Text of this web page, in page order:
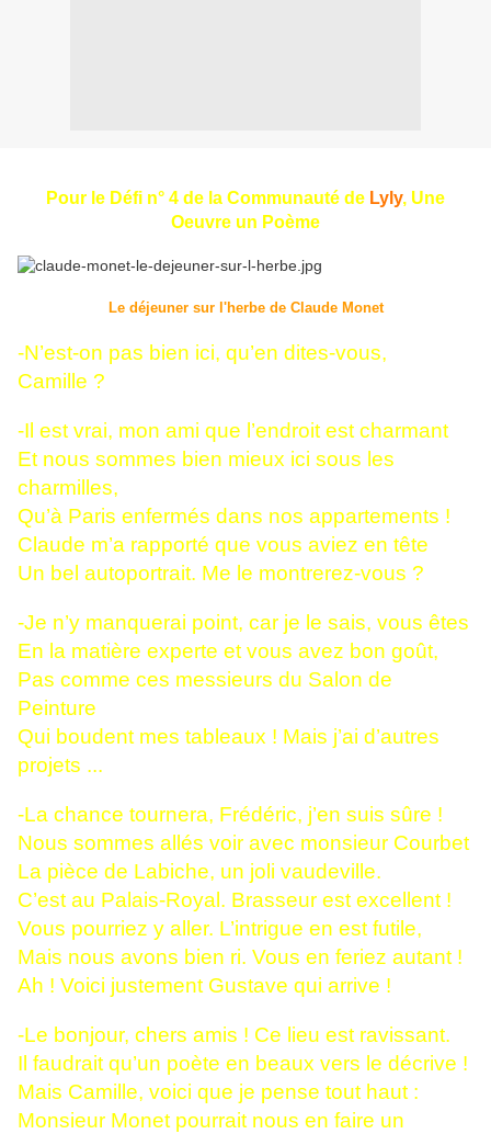
Pour le Défi n° 4 de la Communauté de Lyly, Une
Oeuvre un Poème
Le déjeuner sur l'herbe de Claude Monet
-N’est-on pas bien ici, qu’en dites-vous,
Camille ?
-Il est vrai, mon ami que l’endroit est charmant
Et nous sommes bien mieux ici sous les
charmilles,
Qu’à Paris enfermés dans nos appartements !
Claude m’a rapporté que vous aviez en tête
Un bel autoportrait. Me le montrerez-vous ?
-Je n’y manquerai point, car je le sais, vous êtes
En la matière experte et vous avez bon goût,
Pas comme ces messieurs du Salon de
Peinture
Qui boudent mes tableaux ! Mais j’ai d’autres
projets ...
-La chance tournera, Frédéric, j’en suis sûre !
Nous sommes allés voir avec monsieur Courbet
La pièce de Labiche, un joli vaudeville.
C’est au Palais-Royal. Brasseur est excellent !
Vous pourriez y aller. L’intrigue en est futile,
Mais nous avons bien ri. Vous en feriez autant !
Ah ! Voici justement Gustave qui arrive !
-Le bonjour, chers amis ! Ce lieu est ravissant.
Il faudrait qu’un poète en beaux vers le décrive !
Mais Camille, voici que je pense tout haut :
Monsieur Monet pourrait nous en faire un